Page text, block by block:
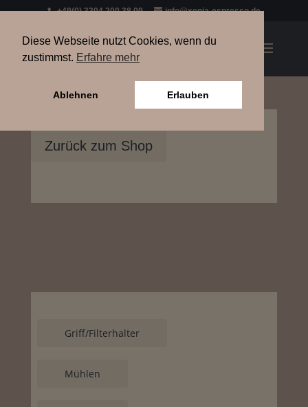
+49(0) 3304 200 38 09 info@xenia-espresso.de
Zurück zum Shop
Griff/Filterhalter
Mühlen
Diese Webseite nutzt Cookies, wenn du
zustimmst. Erfahre mehr
Ablehnen Erlauben